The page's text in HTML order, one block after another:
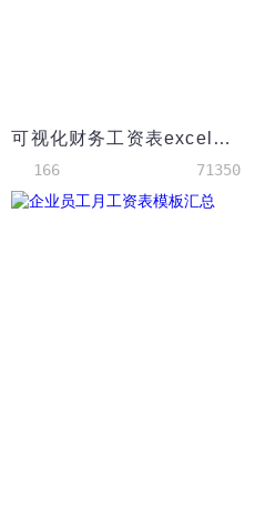
可视化财务工资表excel模板
166 71350